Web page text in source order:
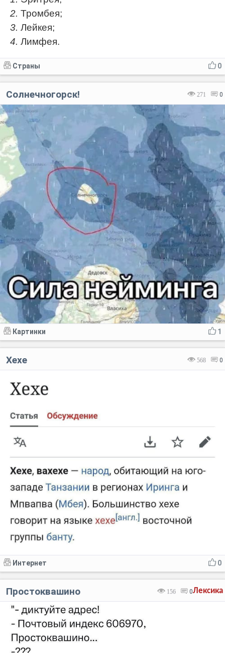
2. Тромбея;
3. Лейкея;
4. Лимфея.
0
Страны
271 0
Солнечногорск!
1
Картинки
568 0
Хехе
0
Интернет
Лексика
156 0
Простоквашино